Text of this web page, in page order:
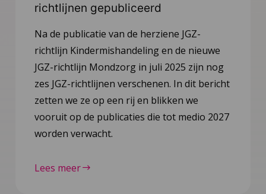
richtlijnen gepubliceerd
Na de publicatie van de herziene JGZ-
richtlijn Kindermishandeling en de nieuwe
JGZ-richtlijn Mondzorg in juli 2025 zijn nog
zes JGZ-richtlijnen verschenen. In dit bericht
zetten we ze op een rij en blikken we
vooruit op de publicaties die tot medio 2027
worden verwacht.
Lees meer